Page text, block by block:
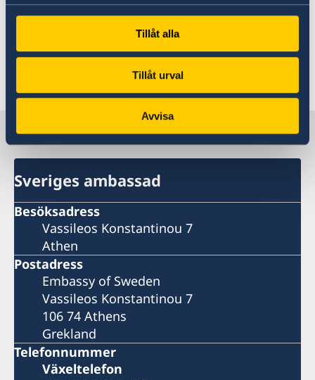
Tillåt alla
Tillåt urval
Avvisa
president Prokopis Pavlopoulos och Sveriges
Ambassadör i Grekland Charlotte Sammelin
Senast uppdaterad 03 maj 2019, 13.28
Sverige i Grekland
Sveriges ambassad
Besöksadress
Vassileos Konstantinou 7
Athen
Postadress
Embassy of Sweden
Vassileos Konstantinou 7
106 74 Athens
Grekland
Telefonnummer
Växeltelefon